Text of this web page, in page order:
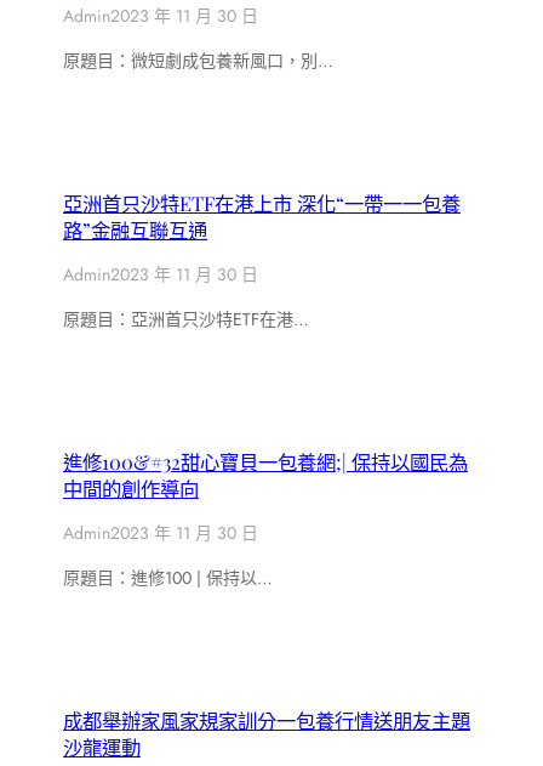
Admin2023 年 11 月 30 日
原題目：微短劇成包養新風口，別…
亞洲首只沙特ETF在港上市 深化“一帶一一包養
路”金融互聯互通
Admin2023 年 11 月 30 日
原題目：亞洲首只沙特ETF在港…
進修100&#32甜心寶貝一包養網;| 保持以國民為
中間的創作導向
Admin2023 年 11 月 30 日
原題目：進修100 | 保持以…
成都舉辦家風家規家訓分一包養行情送朋友主題
沙龍運動